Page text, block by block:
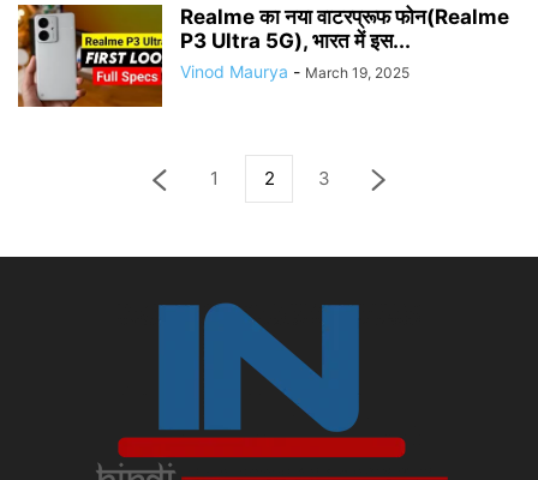
Realme का नया वाटरप्रूफ फोन(Realme
P3 Ultra 5G), भारत में इस...
Vinod Maurya - March 19, 2025
1 2 3